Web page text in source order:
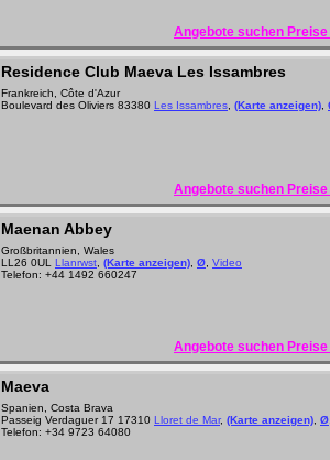
Angebote suchen
Residence Club Maeva Les Issambres
Frankreich, Côte d'Azur
Boulevard des Oliviers 83380 Les Issambres (Karte anzeigen)
Angebote suchen
Maenan Abbey
Großbritannien, Wales
LL26 0UL Llanrwst (Karte anzeigen) Ø Video
Telefon: +44 1492 660247
Angebote suchen
Maeva
Spanien, Costa Brava
Passeig Verdaguer 17 17310 Lloret de Mar, (Karte anzeigen) Ø
Telefon: +34 9723 64080